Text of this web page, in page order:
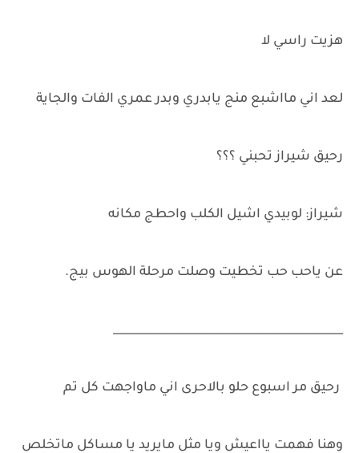
هزيت راسي لا
لعد اني مااشبع منج يابدري وبدر عمري الفات والجاية
رحيق شيراز تحبني ؟؟؟
شيراز: لوبيدي اشيل الكلب واحطج مكانه
عن ياحب حب تخطيت وصلت مرحلة الهوس بيج.
_________________________________________
رحيق مر اسبوع حلو بالاحرى اني ماواجهت كل تم
وهنا فهمت يااعيش ويا مثل مايريد يا مساكل ماتخلص